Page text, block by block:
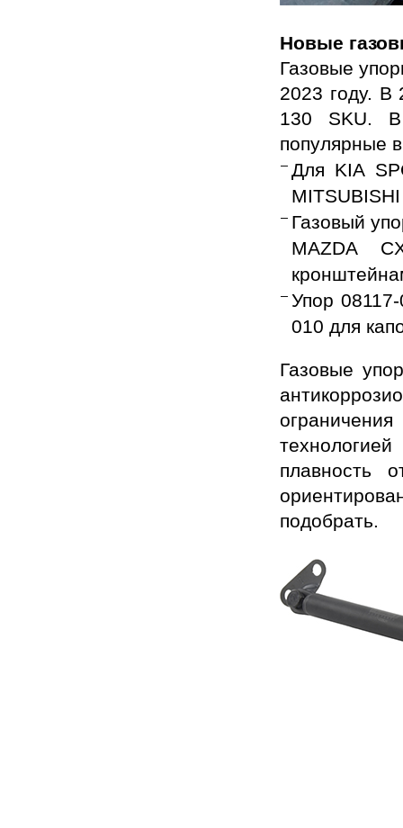
Новые
Газовые
2023 году. В
130 SKU.
популярные
Для KIA
Газовый
MAZDA
Упор
010 для
Газовые
плавность
подобрать.